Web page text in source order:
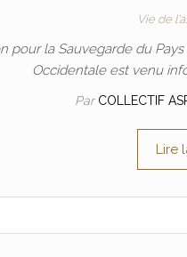
Vie de
pour la Sauvegarde du
Occidentale est venu
Par COLLECTIF
Lire